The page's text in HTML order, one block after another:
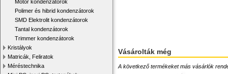
Motor kondenzátorok
Polimer és hibrid kondenzátorok
SMD Elektrolit kondenzátorok
Tantal kondenzátorok
Trimmer kondenzátorok
Kristályok
Matricák, Feliratok
Méréstechnika
Vásárolták még
A következő termékeket más vásárlók